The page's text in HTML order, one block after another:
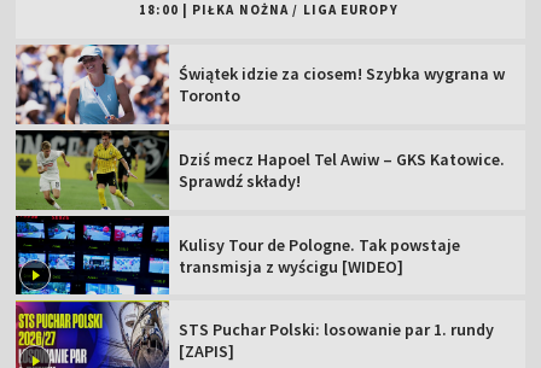
18:00 PIŁKA NOŻNA / LIGA EUROPY
Świątek idzie za ciosem! Szybka wygrana w
Toronto
Dziś mecz Hapoel Tel Awiw – GKS Katowice.
Sprawdź składy!
Kulisy Tour de Pologne. Tak powstaje
transmisja z wyścigu [WIDEO]
STS Puchar Polski: losowanie par 1. rundy
[ZAPIS]